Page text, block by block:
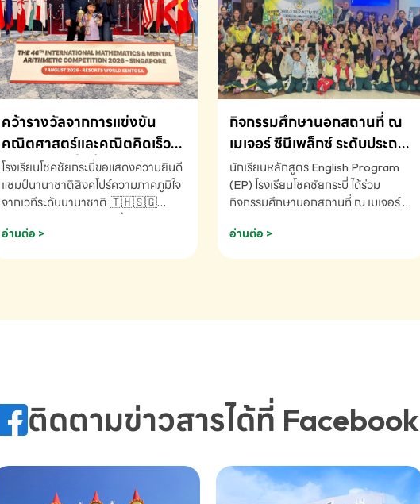
คว้ารางวัลจากการแข่งขัน
คณิตศาสตร์และคณิตคิดเร็ว
นานาชาติ ครั้งที่ 46 ประจำปี
2569 ณ ประเทศสิงคโปร์
โรงเรียนโชคชัยกระบี่ขอแสดงความยินดี
แชมป์นานาชาติสิงคโปร์ความภาคภูมิใจ
จากเวทีระดับนานาชาติ 🇹🇭🇸🇬
K3 โรงเรียนโชคชัยกระบี่ จ.กระบี่ คว้า
AND MENTAL ARITHMETIC
Arithmetic Competition K2(Grop)
โรงเรียนโชคชัยกระบี่-สอบถามข้อมูล
อ่านต่อ >
กิจกรรมศึกษานอกสถานที่ ณ
เมเจอร์ ซีนีเพล็กซ์ ระดับประถม
ศึกษา (EP.1-6)
นักเรียนหลักสูตร English Program
(EP) โรงเรียนโชคชัยกระบี่ ได้ร่วม
กิจกรรมศึกษานอกสถานที่ ณ เมเจอร์ ซี
(Soundtrack)เพื่อเสริมทักษะการฟัง
โชคชัยกระบี่-สอบถามข้อมูลเพิ่มเติม
อ่านต่อ >
ติดตามข่าวสารได้ที่ Facebook